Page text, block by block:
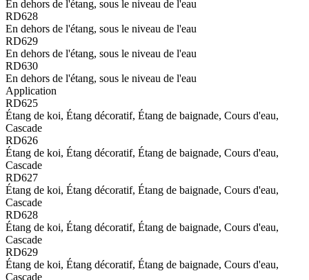
En dehors de l'étang, sous le niveau de l'eau
RD628
En dehors de l'étang, sous le niveau de l'eau
RD629
En dehors de l'étang, sous le niveau de l'eau
RD630
En dehors de l'étang, sous le niveau de l'eau
Application
RD625
Étang de koi, Étang décoratif, Étang de baignade, Cours d'eau,
Cascade
RD626
Étang de koi, Étang décoratif, Étang de baignade, Cours d'eau,
Cascade
RD627
Étang de koi, Étang décoratif, Étang de baignade, Cours d'eau,
Cascade
RD628
Étang de koi, Étang décoratif, Étang de baignade, Cours d'eau,
Cascade
RD629
Étang de koi, Étang décoratif, Étang de baignade, Cours d'eau,
Cascade